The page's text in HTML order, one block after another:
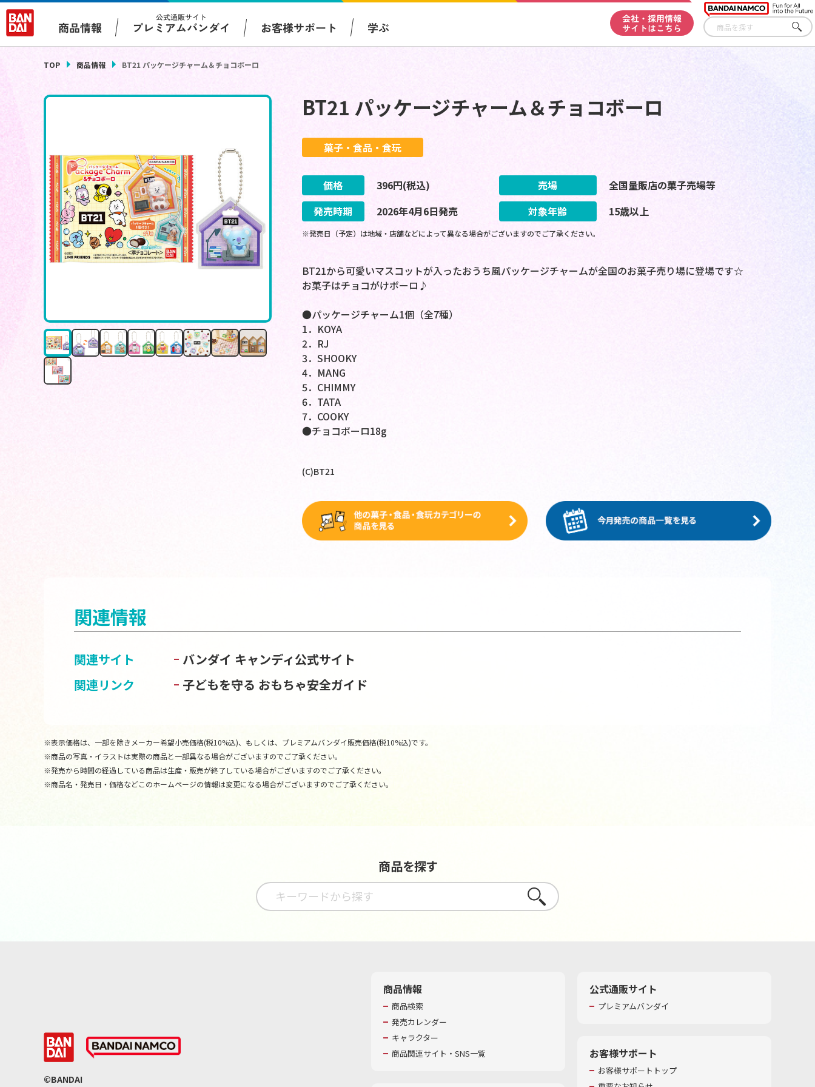
商品情報
公式通販サイト
プレミアムバンダイ お客様サポート 学ぶ
会社・採用情報
サイトはこちら
さが
す
TOP 商品情報 BT21 パッケージチャーム＆チョコボーロ
BT21 パッケージチャーム＆チョコボーロ
菓子・食品・食玩
価格 396円(税込) 売場
全国量販店の菓子売場等
発売時期
2026年4月6日発売 対象年齢 15歳以上
※発売日（予定）は地域・店舗などによって異なる場合がございますのでご了承ください。
BT21から可愛いマスコットが入ったおうち風パッケージチャームが全国のお菓子売り場に登場です☆
お菓子はチョコがけボーロ♪
●パッケージチャーム1個（全7種）
1．KOYA
2．RJ
3．SHOOKY
4．MANG
5．CHIMMY
6．TATA
7．COOKY
●チョコボーロ18g
(C)BT21
関連情報
関連サイト
バンダイ キャンディ公式サイト
関連リンク
子どもを守る おもちゃ安全ガイド
※表示価格は、一部を除きメーカー希望小売価格(税10%込)、もしくは、プレミアムバンダイ販売価格(税10%込)です。
※商品の写真・イラストは実際の商品と一部異なる場合がございますのでご了承ください。
※発売から時間の経過している商品は生産・販売が終了している場合がございますのでご了承ください。
※商品名・発売日・価格などこのホームページの情報は変更になる場合がございますのでご了承ください。
商品を探す
さがす
©BANDAI
商品情報
商品検索
発売カレンダー
キャラクター
商品関連サイト・SNS一覧
公式通販サイト
プレミアムバンダイ
お客様サポート
お客様サポートトップ